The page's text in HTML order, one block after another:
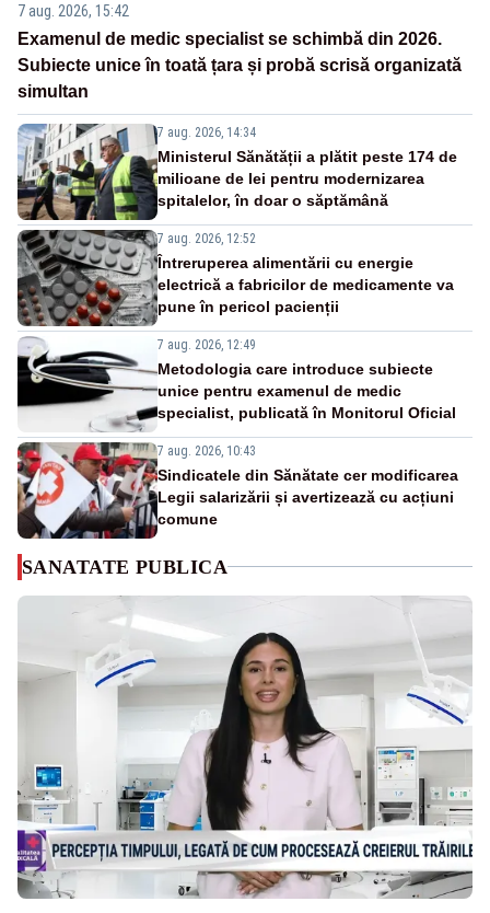
7 aug. 2026, 15:42
Examenul de medic specialist se schimbă din 2026.
Subiecte unice în toată țara și probă scrisă organizată
simultan
7 aug. 2026, 14:34
Ministerul Sănătății a plătit peste 174 de
milioane de lei pentru modernizarea
spitalelor, în doar o săptămână
7 aug. 2026, 12:52
Întreruperea alimentării cu energie
electrică a fabricilor de medicamente va
pune în pericol pacienții
7 aug. 2026, 12:49
Metodologia care introduce subiecte
unice pentru examenul de medic
specialist, publicată în Monitorul Oficial
7 aug. 2026, 10:43
Sindicatele din Sănătate cer modificarea
Legii salarizării și avertizează cu acțiuni
comune
SANATATE PUBLICA